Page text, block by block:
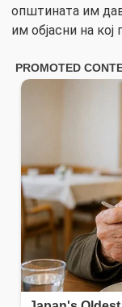
oпштината им
им објасни на